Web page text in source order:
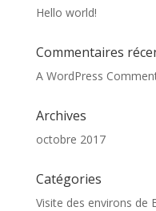
Hello world!
Commentaires
A WordPress
Archives
octobre 2017
Catégories
Visite des environs de